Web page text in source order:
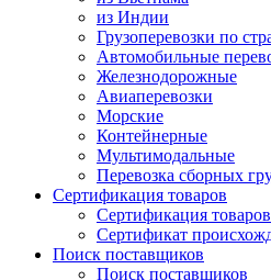
из Индии
Грузоперевозки по
Автомобильные
Железнодорожные
Авиаперевозки
Морские
Контейнерные
Мультимодальные
Перевозка сборных
Сертификация товаров
Сертификация товаров
Сертификат
Поиск поставщиков
Поиск поставщиков